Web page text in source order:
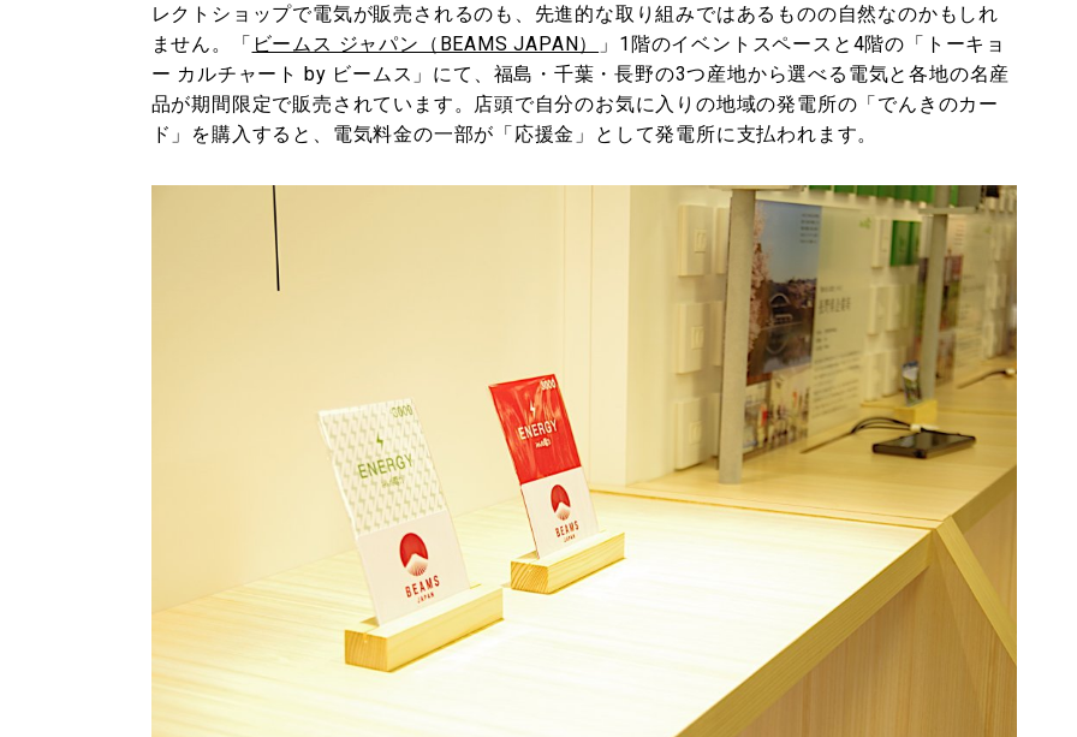
レクトショップで電気が販売されるのも、先進的な取り組みではあるものの自然なのかもしれ
ません。「 ビームス ジャパン（BEAMS JAPAN）
」1階のイベントスペースと4階の「トーキョ
ー カルチャート by ビームス」にて、福島・千葉・長野の3つ産地から選べる電気と各地の名産
品が期間限定で販売されています。店頭で自分のお気に入りの地域の発電所の「でんきのカー
ド」を購入すると、電気料金の一部が「応援金」として発電所に支払われます。